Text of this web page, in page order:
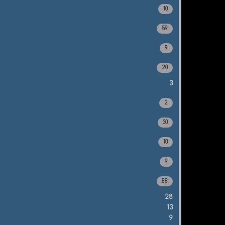
10
59
9
20
3
2
30
10
9
88
28
13
9